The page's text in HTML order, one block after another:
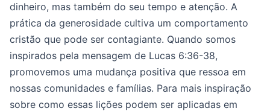
dinheiro, mas também do seu tempo e atenção. A
prática da generosidade cultiva um comportamento
cristão que pode ser contagiante. Quando somos
inspirados pela mensagem de Lucas 6:36-38,
promovemos uma mudança positiva que ressoa em
nossas comunidades e famílias. Para mais inspiração
sobre como essas lições podem ser aplicadas em